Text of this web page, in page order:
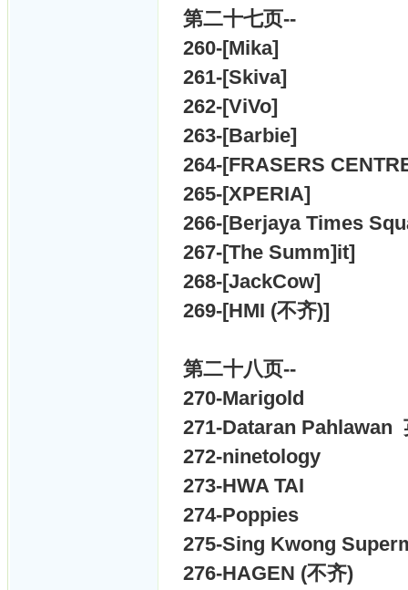
第二十七页--
260-[Mika]
261-[Skiva]
262-[ViVo]
263-[Barbie]
264-[FRASERS
265-[XPERIA]
266-[Berjaya Times
267-[The Summ]it]
268-[JackCow]
269-[HMI (不齐)]
第二十八页--
270-Marigold
271-Dataran Pahlawan
272-ninetology
273-HWA TAI
274-Poppies
275-Sing Kwong
276-HAGEN (不齐)